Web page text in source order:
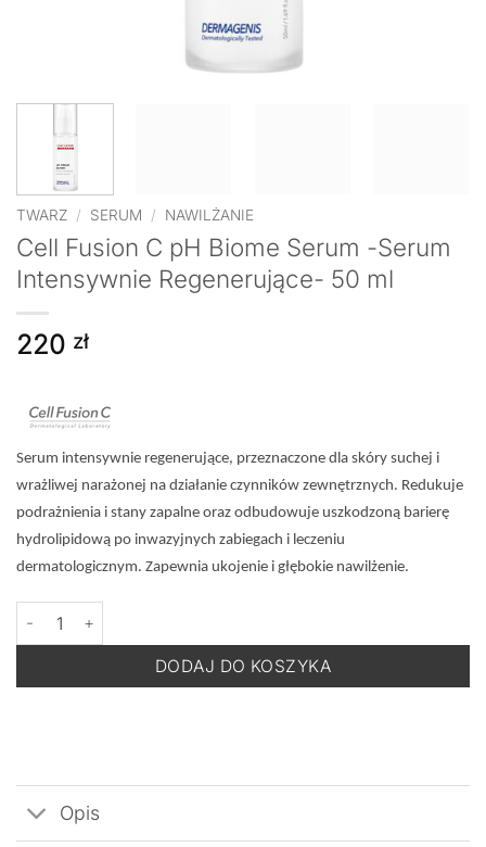
TWARZ / SERUM / NAWILŻANIE
Cell Fusion C pH Biome Serum -Serum
Intensywnie Regenerujące- 50 ml
220 zł
Serum intensywnie regenerujące, przeznaczone dla skóry suchej i
wrażliwej narażonej na działanie czynników zewnętrznych. Redukuje
podrażnienia i stany zapalne oraz odbudowuje uszkodzoną barierę
hydrolipidową po inwazyjnych zabiegach i leczeniu
dermatologicznym. Zapewnia ukojenie i głębokie nawilżenie.
ilość Cell Fusion C pH Biome Serum -Serum Intensywnie
DODAJ DO KOSZYKA
Opis